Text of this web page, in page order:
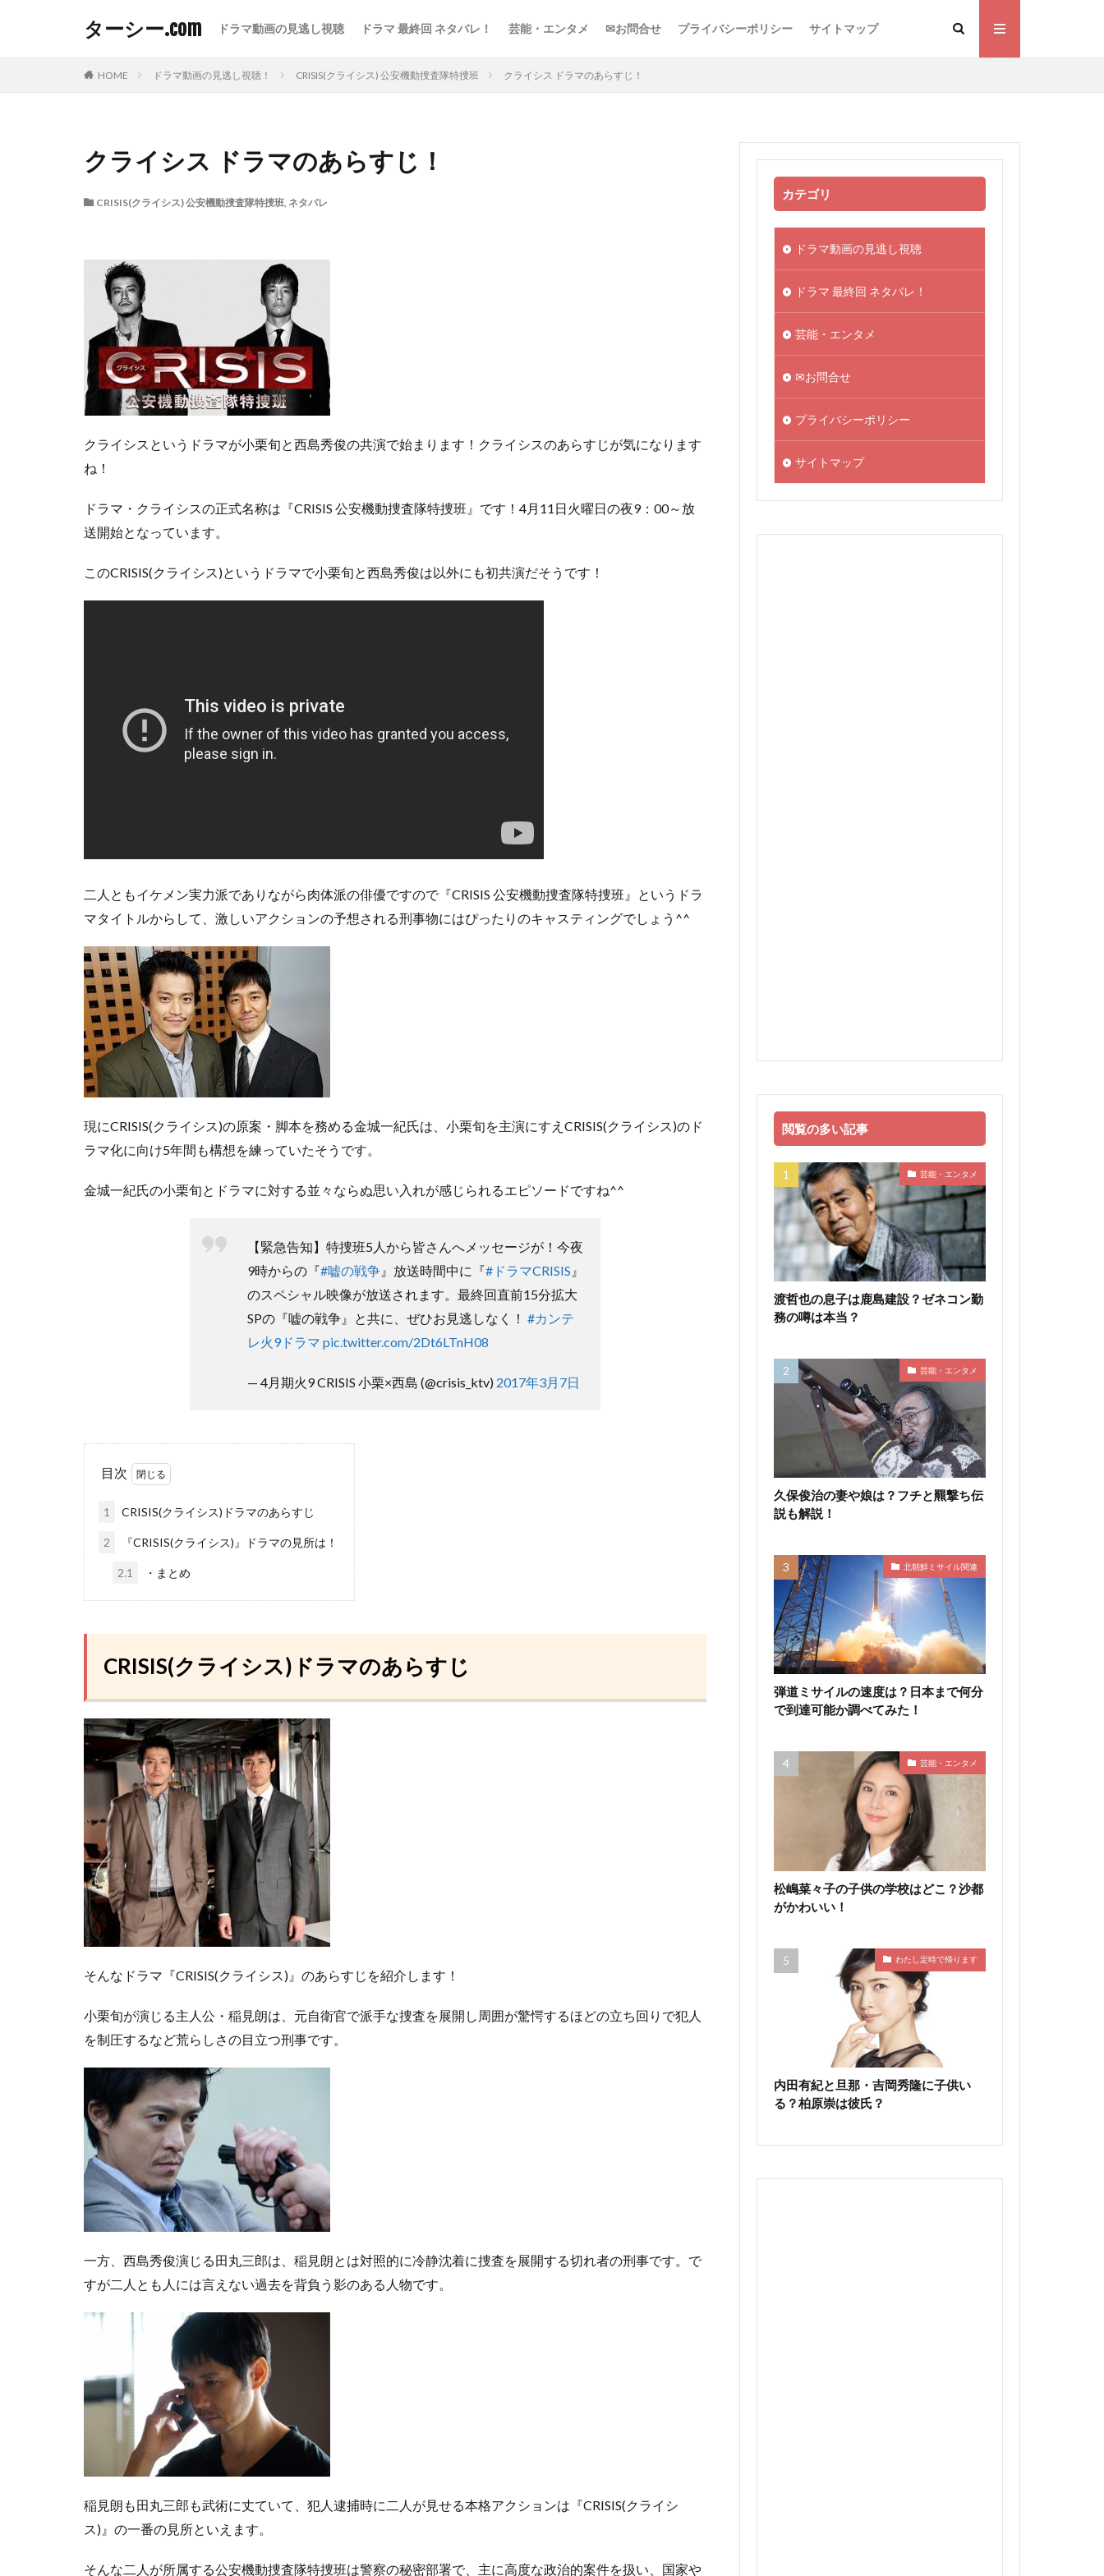
ターシー.com ドラマ動画の見逃し視聴 ドラマ 最終回 ネタバレ！ 芸能・エンタメ ✉お問合せ プライバシーポリシー サイトマップ
HOME ドラマ動画の見逃し視聴！ CRISIS(クライシス) 公安機動捜査隊特捜班 クライシス ドラマのあらすじ！
クライシス ドラマのあらすじ！
CRISIS(クライシス) 公安機動捜査隊特捜班, ネタバレ
クライシスというドラマが小栗旬と西島秀俊の共演で始まります！クライシスのあらすじが気になります
ね！
ドラマ・クライシスの正式名称は『CRISIS 公安機動捜査隊特捜班』です！4月11日火曜日の夜9：00～放
送開始となっています。
このCRISIS(クライシス)というドラマで小栗旬と西島秀俊は以外にも初共演だそうです！
二人ともイケメン実力派でありながら肉体派の俳優ですので『CRISIS 公安機動捜査隊特捜班』というドラ
マタイトルからして、激しいアクションの予想される刑事物にはぴったりのキャスティングでしょう^^
現にCRISIS(クライシス)の原案・脚本を務める金城一紀氏は、小栗旬を主演にすえCRISIS(クライシス)のド
ラマ化に向け5年間も構想を練っていたそうです。
金城一紀氏の小栗旬とドラマに対する並々ならぬ思い入れが感じられるエピソードですね^^
【緊急告知】特捜班5人から皆さんへメッセージが！今夜
9時からの『#嘘の戦争 』放送時間中に『#ドラマCRISIS 』
のスペシャル映像が放送されます。最終回直前15分拡大
SPの『嘘の戦争』と共に、ぜひお見逃しなく！ #カンテ
レ火9ドラマ pic.twitter.com/2Dt6LTnH08
— 4月期火9 CRISIS 小栗×西島 (@crisis_ktv) 2017年3月7日
目次
1 CRISIS(クライシス)ドラマのあらすじ
2 『CRISIS(クライシス)』ドラマの見所は！
2.1 ・まとめ
CRISIS(クライシス)ドラマのあらすじ
そんなドラマ『CRISIS(クライシス)』のあらすじを紹介します！
小栗旬が演じる主人公・稲見朗は、元自衛官で派手な捜査を展開し周囲が驚愕するほどの立ち回りで犯人
を制圧するなど荒らしさの目立つ刑事です。
一方、西島秀俊演じる田丸三郎は、稲見朗とは対照的に冷静沈着に捜査を展開する切れ者の刑事です。で
すが二人とも人には言えない過去を背負う影のある人物です。
稲見朗も田丸三郎も武術に丈ていて、犯人逮捕時に二人が見せる本格アクションは『CRISIS(クライシ
ス)』の一番の見所といえます。
そんな二人が所属する公安機動捜査隊特捜班は警察の秘密部署で、主に高度な政治的案件を扱い、国家や
カテゴリ
ドラマ動画の見逃し視聴
ドラマ 最終回 ネタバレ！
芸能・エンタメ
✉お問合せ
プライバシーポリシー
サイトマップ
閲覧の多い記事
芸能・エンタメ
渡哲也の息子は鹿島建設？ゼネコン勤
務の噂は本当？
芸能・エンタメ
久保俊治の妻や娘は？フチと羆撃ち伝
説も解説！
北朝鮮ミサイル関連
弾道ミサイルの速度は？日本まで何分
で到達可能か調べてみた！
芸能・エンタメ
松嶋菜々子の子供の学校はどこ？沙都
がかわいい！
わたし定時で帰ります
内田有紀と旦那・吉岡秀隆に子供い
る？柏原崇は彼氏？